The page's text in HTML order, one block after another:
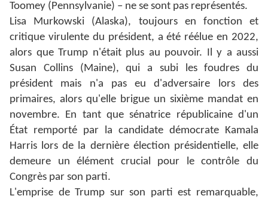
Toomey (Pennsylvanie) – ne se sont pas représentés.
Lisa Murkowski (Alaska), toujours en fonction et
critique virulente du président, a été réélue en 2022,
alors que Trump n'était plus au pouvoir. Il y a aussi
Susan Collins (Maine), qui a subi les foudres du
président mais n'a pas eu d'adversaire lors des
primaires, alors qu'elle brigue un sixième mandat en
novembre. En tant que sénatrice républicaine d'un
État remporté par la candidate démocrate Kamala
Harris lors de la dernière élection présidentielle, elle
demeure un élément crucial pour le contrôle du
Congrès par son parti.
L'emprise de Trump sur son parti est remarquable,